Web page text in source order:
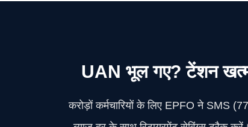
UAN भूल गए? टेंशन
करोड़ों कर्मचारियों के लिए EPFO ने